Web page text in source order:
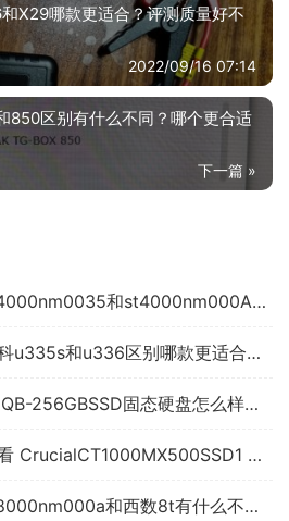
X29哪款更适合？评测质量好不
2022/09/16 07:14
850区别有什么不同？哪个更合适
下一篇 »
「买前须知」希捷st4000nm0035和st4000nm000A的区别？到底要怎么选择
使用一个月后分享朗科u335s和u336区别哪款更适合？这样选不盲目
达人爆料移速YSSDJQB-256GBSSD固态硬盘怎么样的质量，评测为什么这样？
【质量堪忧】买前必看 CrucialCT1000MX500SSD1 评测结果解读！SSD固态硬盘怎么样选择不被坑！
用后体验分享希捷st8000nm000a和西数8t有什么不同？哪个性价比高、质量更好